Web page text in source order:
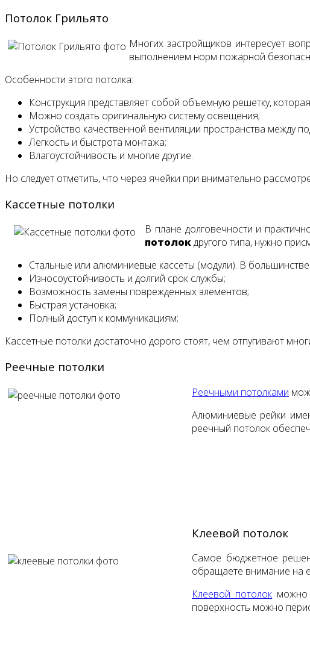
Потолок Грильято
Многих застройщиков интересует
выполнением норм пожарной
Особенности этого потолка:
Конструкция представляет собой объемную решетку,
Можно создать оригинальную систему освещения;
Устройство качественной вентиляции пространства между
Легкость и быстрота монтажа;
Влагоустойчивость и многие другие.
Но следует отметить, что через ячейки при внимательно
Кассетные потолки
В плане долговечности и
потолокдругого типа, нужно
Стальные или алюминиевые кассеты (модули). В
Износоустойчивость и долгий срок службы;
Возможность замены поврежденных элементов;
Быстрая установка;
Полный доступ к коммуникациям;
Кассетные потолки достаточно дорого стоят, чем отпугивают
Реечные потолки
Реечными потолками
Алюминиевые рейки
реечный потолок
Клеевой потолок
Самое бюджетное
обращаете внимание на
Клеевой потолок можно
поверхность можно